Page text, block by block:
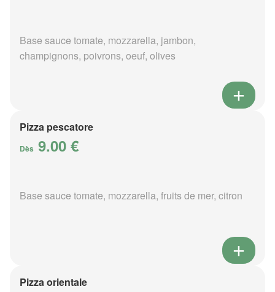
Base sauce tomate, mozzarella, jambon,
champignons, poivrons, oeuf, olives
Pizza pescatore
Dès 9.00 €
Base sauce tomate, mozzarella, fruits de mer, citron
Pizza orientale